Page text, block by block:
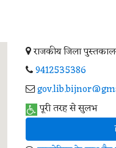
राजकीय जिला
9412535386
पूरी तरह से सुलभ